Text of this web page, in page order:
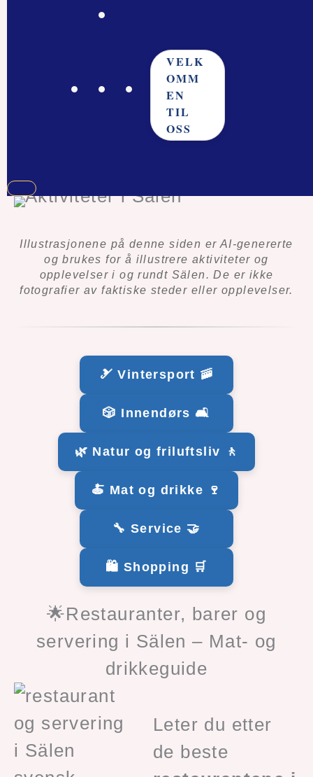
VELK
OMM
EN
TIL
OSS
Illustrasjonene på denne siden er AI-genererte
og brukes for å illustrere aktiviteter og
opplevelser i og rundt Sälen. De er ikke
fotografier av faktiske steder eller opplevelser.
🎿 Vintersport 🚠
🎲 Innendørs 🛋️
🌿 Natur og friluftsliv 🚶
🍝 Mat og drikke 🍷
🔧 Service 🤝
🛍️ Shopping 🛒
🌟Restauranter, barer og
servering i Sälen – Mat- og
drikkeguide
Leter du etter
de beste